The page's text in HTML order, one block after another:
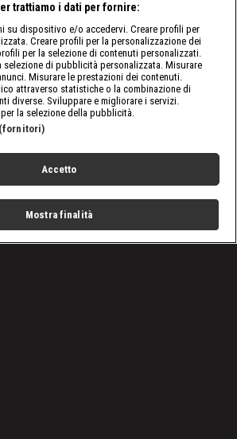
trattiamo i dati per fornire:
su dispositivo e/o accedervi. Creare profili per
Creare profili per la personalizzazione dei
per la selezione di contenuti personalizzati.
selezione di pubblicità personalizzata. Misurare
Misurare le prestazioni dei contenuti.
attraverso statistiche o la combinazione di
diverse. Sviluppare e migliorare i servizi.
la selezione della pubblicità.
Accetto
Mostra finalità